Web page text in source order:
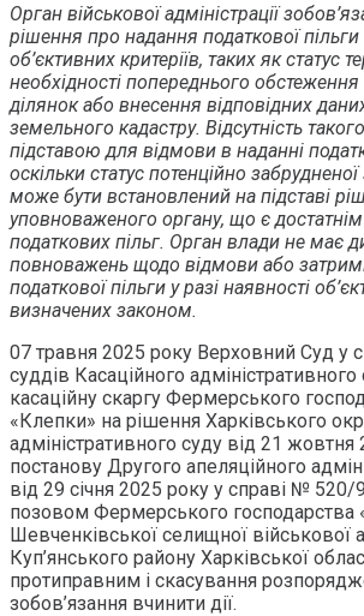
Орган військової адміністрації
рішення про надання податкової пільги
об’єктивних критеріїв, таких як статус
необхідності попереднього
ділянок або внесення відповідних
земельного кадастру. Відсутність
підставою для відмови в наданні
оскільки статус потенційно
може бути встановлений на підставі
уповноваженого органу, що є достатнім
податкових пільг. Орган влади не має
повноважень щодо відмови або
податкової пільги у разі наявності
визначених законом.
07 травня 2025 року Верховний Суд у
суддів Касаційного
касаційну скаргу Фермерського
«Клепки» на рішення Харківського
адміністративного суду від 21 жовтня
постанову Другого апеляційного
від 29 січня 2025 року у справі №
позовом Фермерського господарства
Шевченківської селищної військової
Куп’янського району Харківської
протиправним і скасування
зобов’язання вчинити дії.